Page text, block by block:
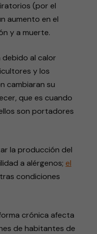
(por el
aumento en el
y a muerte.
debido al calor
y los
cambiaran su
que es cuando
son portadores
la producción del
a alérgenos; el
condiciones
crónica afecta
de habitantes de